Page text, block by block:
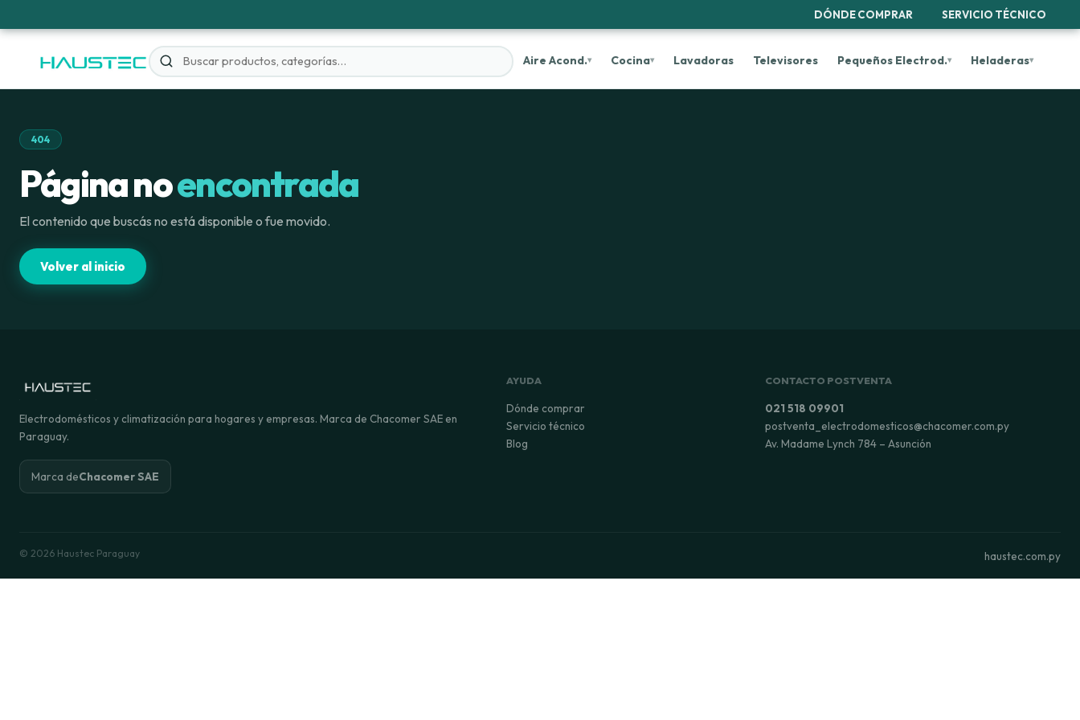
DÓNDE COMPRAR SERVICIO TÉCNICO
Aire Acond. Cocina Lavadoras Televisores Pequeños Electrod. Heladeras
404
Página noencontrada
El contenido que buscás no está disponible o fue movido.
Volver al inicio
Electrodomésticos y climatización para hogares y empresas. Marca de Chacomer SAE en
Paraguay.
Marca deChacomer SAE
AYUDA
Dónde comprar
Servicio técnico
Blog
CONTACTO POSTVENTA
021 518 09901
postventa_electrodomesticos@chacomer.com.py
Av. Madame Lynch 784 – Asunción
© 2026 Haustec Paraguay haustec.com.py